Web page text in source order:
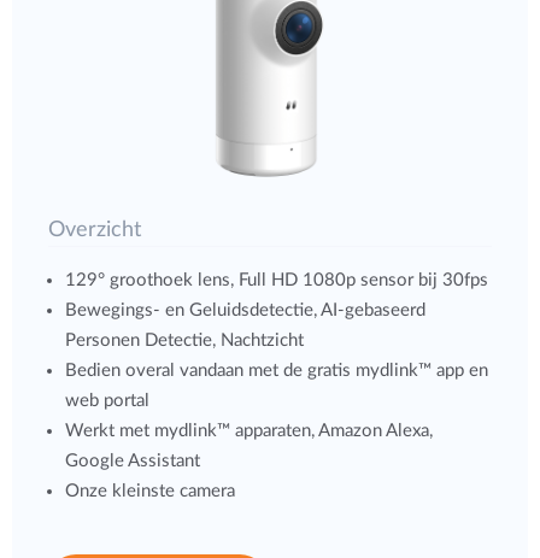
Overzicht
129° groothoek lens, Full HD 1080p sensor bij 30fps
Bewegings- en Geluidsdetectie, AI-gebaseerd
Personen Detectie, Nachtzicht
Bedien overal vandaan met de gratis mydlink™ app en
web portal
Werkt met mydlink™ apparaten, Amazon Alexa,
Google Assistant
Onze kleinste camera